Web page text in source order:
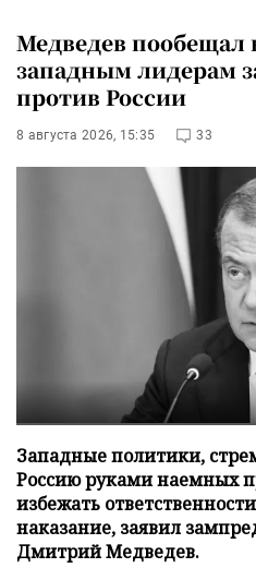
Медведев пообещал
западным лидерам
против России
8 августа 2026, 15:35 33
Западные политики,
Россию руками наемных
избежать
наказание, заявил
Дмитрий Медведев.